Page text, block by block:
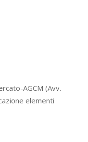
AGCM (Avv.
elementi